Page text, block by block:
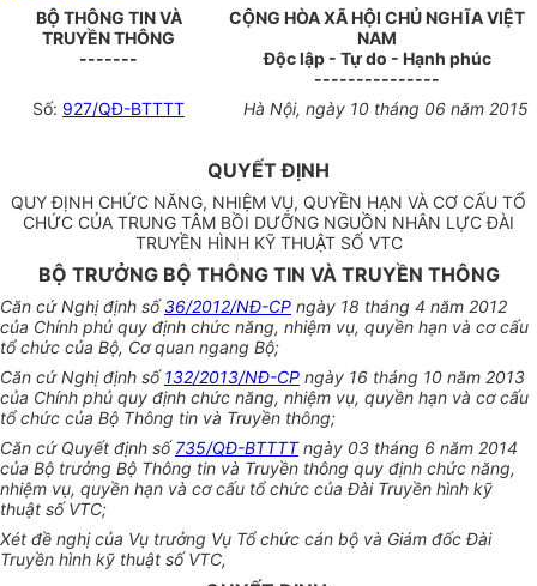
BỘ THÔNG TIN VÀ
TRUYỀN THÔNG
-------
CỘNG HÒA XÃ HỘI CHỦ NGHĨA VIỆT
NAM
Độc lập - Tự do - Hạnh phúc
---------------
Số: 927/QĐ-BTTTT Hà Nội, ngày 10 tháng 06 năm 2015
QUYẾT ĐỊNH
QUY ĐỊNH CHỨC NĂNG, NHIỆM VỤ, QUYỀN HẠN VÀ CƠ CẤU TỔ
CHỨC CỦA TRUNG TÂM BỒI DƯỠNG NGUỒN NHÂN LỰC ĐÀI
TRUYỀN HÌNH KỸ THUẬT SỐ VTC
BỘ TRƯỞNG BỘ THÔNG TIN VÀ TRUYỀN THÔNG
Căn cứ Nghị định số36/2012/NĐ-CP ngày 18 tháng 4 năm 2012
của Chính phủ quy định chức năng, nhiệm vụ, quyền hạn và cơ cấu
tổ chức của Bộ, Cơ quan ngang Bộ;
Căn cứ Nghị định số132/2013/NĐ-CP ngày 16 tháng 10 năm 2013
của Chính phủ quy định chức năng, nhiệm vụ, quyền hạn và cơ cấu
tổ chức của Bộ Thông tin và Truyền thông;
Căn cứ Quyết định số735/QĐ-BTTTTngày 03 tháng 6 năm 2014
của Bộ trưởng Bộ Thông tin và Truyền thông quy định chức năng,
nhiệm vụ, quyền hạn và cơ cấu tổ chức của Đài Truyền hình kỹ
thuật số VTC;
Xét đề nghị của Vụ trưởng Vụ Tổ chức cán bộ và Giám đốc Đài
Truyền hình kỹ thuật số VTC,